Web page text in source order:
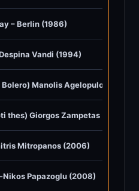
– Berlin (1986)
Vandi (1994)
Manolis Agelopulos (1975)
thes) Giorgos Zampetas (1967)
Mitropanos (2006)
Nikos Papazoglu (2008)